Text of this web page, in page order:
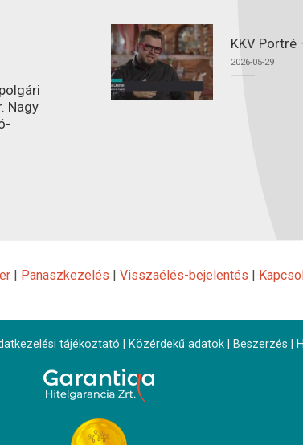
Nagy
KKV Portré
2026-05-29
| Panaszkezelés | Visszaélés-bejelentés |
tájékoztató Közérdekű adatok| Beszerzés